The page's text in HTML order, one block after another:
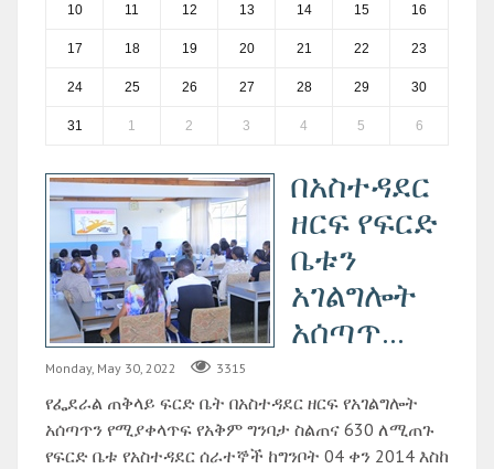
10 11 12 13 14 15 16
17 18 19 20 21 22 23
24 25 26 27 28 29 30
31 1 2 3 4 5 6
በአስተዳደር
ዘርፍ የፍርድ
ቤቱን
አገልግሎት
አሰጣጥ...
Monday, May 30, 2022 3315
የፌደራል ጠቅላይ ፍርድ ቤት በአስተዳደር ዘርፍ የአገልግሎት
አሰጣጥን የሚያቀላጥፍ የአቅም ግንባታ ስልጠና 630 ለሚጠጉ
የፍርድ ቤቱ የአስተዳደር ሰራተኞች ከግንቦት 04 ቀን 2014 እስከ